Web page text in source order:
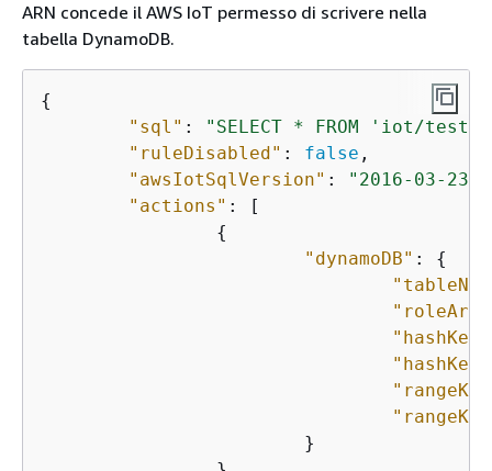
ARN concede il AWS IoT permesso di scrivere nella
tabella DynamoDB.
{
"sql" : "SELECT * FROM 'iot/test'"
"ruleDisabled" : false ,
"awsIotSqlVersion" : "2016-03-23"
"actions" : [
{
"dynamoDB" : {
"roleArn"